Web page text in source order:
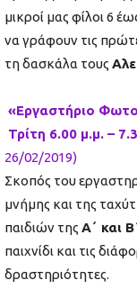
μικροί μας φίλοι 6
να γράφουν τις
τη δασκάλα τους
«Εργαστήριo
Τρίτη 6.00 μ.μ. –
26/02/2019)
Σκοπός του
μνήμης και της
παιδιών της Α΄ και
παιχνίδι και τις
δραστηριότητες.